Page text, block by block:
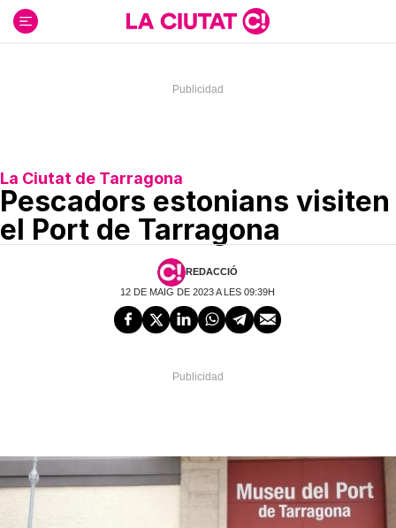
contenido
La Ciutat de Tarragona
Pescadors estonians visiten
el Port de Tarragona
REDACCIÓ
12 DE MAIG DE 2023 A LES 09:39H